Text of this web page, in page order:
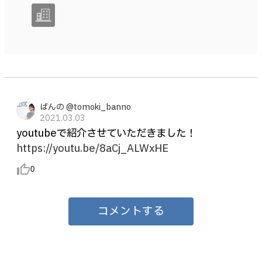
ばんの @tomoki_banno
2021.03.03
youtubeで紹介させていただきました！
https://youtu.be/8aCj_ALWxHE
thumb_up_alt0
コメントする